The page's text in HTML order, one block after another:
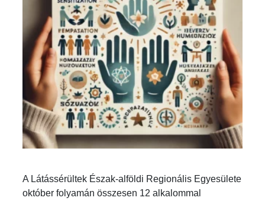
A Látássérültek Észak-alföldi Regionális Egyesülete
október folyamán összesen 12 alkalommal